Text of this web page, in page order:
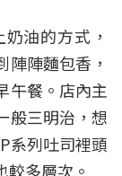
油的方式，
陣麵包香，
午餐。店內主
般三明治，想
系列吐司裡頭
多層次。